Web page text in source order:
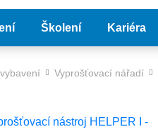
Školení Kariéra
Vyprošťovací nářadí